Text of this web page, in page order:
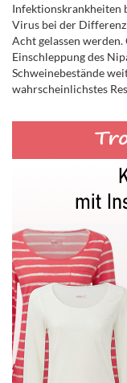
Infektionskrankheiten
Virus bei der
Acht gelassen
Einschleppung des
Schweinebestände
wahrscheinlichstes